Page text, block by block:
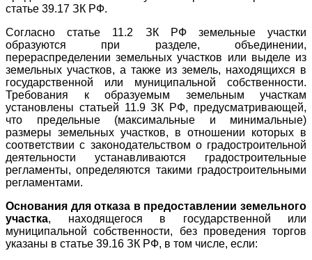
статье 39.17 ЗК РФ.
Согласно статье 11.2 ЗК РФ земельные участки
образуются при разделе, объединении,
перераспределении земельных участков или выделе из
земельных участков, а также из земель, находящихся в
государственной или муниципальной собственности.
Требования к образуемым земельным участкам
установлены статьей 11.9 ЗК РФ, предусматривающей,
что предельные (максимальные и минимальные)
размеры земельных участков, в отношении которых в
соответствии с законодательством о градостроительной
деятельности устанавливаются градостроительные
регламенты, определяются такими градостроительными
регламентами.
Основания для отказа в предоставлении земельного
участка, находящегося в государственной или
муниципальной собственности, без проведения торгов
указаны в статье 39.16 ЗК РФ, в том числе, если: